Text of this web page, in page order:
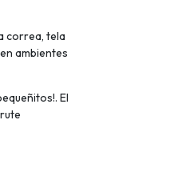
correa, tela
ambientes
El